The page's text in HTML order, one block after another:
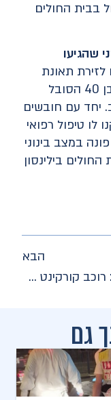
בבית החולים
שהגיעו
לזירת תאונת
הדרכים, מצאנו רוכב אופנוע, גבר כבן 40 הסובל
יחד עם חובשים
לו טיפול רפואי
במצב בינוני
בילינסון
הבא
גבעתיים: רוכב קורקינט חשמלי פונה במצב קשה לאחר שהחליק
גם